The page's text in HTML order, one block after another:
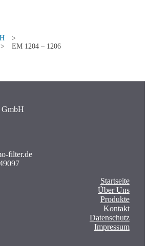
>
> EM 1204 – 1206
filter.de
Startseite
Über Uns
Produkte
Kontakt
Datenschutz
Impressum